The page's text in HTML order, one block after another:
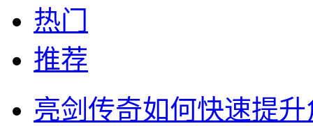
热门
推荐
亮剑传奇如何快速提